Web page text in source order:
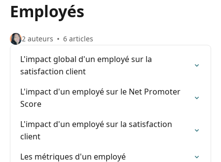
Employés
2 auteurs 6 articles
L'impact global d'un employé sur la
satisfaction client
L'impact d'un employé sur le Net Promoter
Score
L'impact d'un employé sur la satisfaction
client
Les métriques d'un employé